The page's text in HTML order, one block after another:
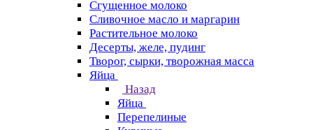
Сгущенное молоко
Сливочное масло и маргарин
Растительное молоко
Десерты, желе, пудинг
Творог, сырки, творожная масса
Яйца
Назад
Яйца
Перепелиные